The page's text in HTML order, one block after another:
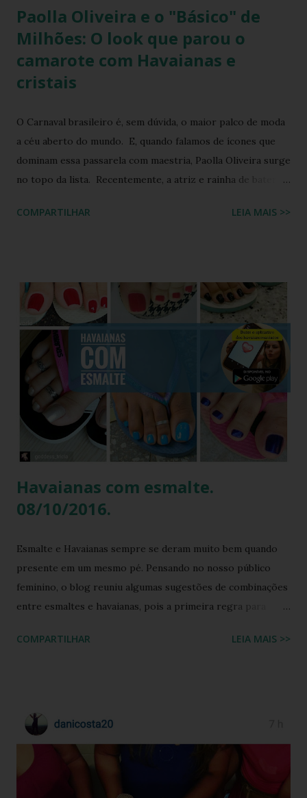
Paolla Oliveira e o "Básico" de
Milhões: O look que parou o
camarote com Havaianas e
cristais
O Carnaval brasileiro é, sem dúvida, o maior palco de moda
a céu aberto do mundo. E, quando falamos de ícones que
dominam essa passarela com maestria, Paolla Oliveira surge
no topo da lista. Recentemente, a atriz e rainha de bateria
preparação para o Camarote Havaianas , na Sapucaí. Com o
matéria, mergulhamos nos detalhes técnicos e estéticos do
look, com foco especial no calçado que desafiou as leis da
gravidade e da moda: o salto plataforma construído com
Havaianas . A ironia da "Basiquinha": O figurino de joias
Antes de chegarmos aos pés, precisamos falar sobre a
armadura de brilho que Paolla ostentou. O conjunto,
composto por um top e uma minissaia, não era apenas
"bordado", mas sim uma escultura de pedrarias
COMPARTILHAR LEIA MAIS >>
Havaianas com esmalte.
08/10/2016.
Esmalte e Havaianas sempre se deram muito bem quando
presente em um mesmo pé. Pensando no nosso público
feminino, o blog reuniu algumas sugestões de combinações
entre esmaltes e havaianas, pois a primeira regra para
BUSCA PERSONALIZADA NOS ACERVOS DO BLOG
COMPARTILHAR LEIA MAIS >>